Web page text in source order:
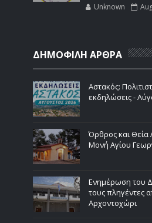
Unknown
ΔΗΜΟΦΙΛΗ ΑΡΘΡΑ
Αστακός:
εκδηλώσεις -
Όρθρος και Θεία
Μονή Αγίου
Ενημέρωση του
τους πληγέντες
Αρχοντοχώρι